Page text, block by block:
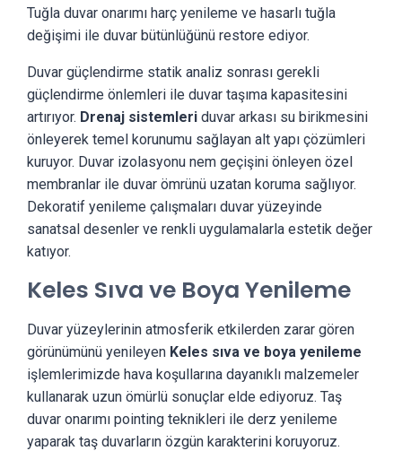
Tuğla duvar onarımı harç yenileme ve hasarlı tuğla
değişimi ile duvar bütünlüğünü restore ediyor.
Duvar güçlendirme statik analiz sonrası gerekli
güçlendirme önlemleri ile duvar taşıma kapasitesini
artırıyor. Drenaj sistemleri duvar arkası su birikmesini
önleyerek temel korunumu sağlayan alt yapı çözümleri
kuruyor. Duvar izolasyonu nem geçişini önleyen özel
membranlar ile duvar ömrünü uzatan koruma sağlıyor.
Dekoratif yenileme çalışmaları duvar yüzeyinde
sanatsal desenler ve renkli uygulamalarla estetik değer
katıyor.
Keles Sıva ve Boya Yenileme
Duvar yüzeylerinin atmosferik etkilerden zarar gören
görünümünü yenileyen Keles sıva ve boya yenileme
işlemlerimizde hava koşullarına dayanıklı malzemeler
kullanarak uzun ömürlü sonuçlar elde ediyoruz. Taş
duvar onarımı pointing teknikleri ile derz yenileme
yaparak taş duvarların özgün karakterini koruyoruz.